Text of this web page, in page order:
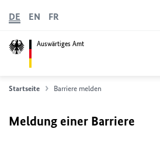
Auswärtiges Amt
DE EN FR
Startseite Barriere melden
Meldung einer Barriere